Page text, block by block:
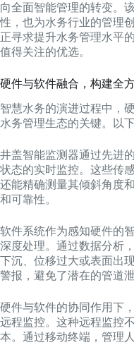
向全面智能管理的转变。
性，也为水务行业的管理
正寻求提升水务管理水平
值得关注的优选。
硬件与软件融合，构建全
智慧水务的演进过程中，
水务管理生态的关键。以
井盖智能监测器通过先进
状态的实时监控。这些传
还能精确测量其倾斜角度
和可靠性。
软件系统作为感知硬件的
深度处理。通过数据分析
下沉、位移过大或表面出
警报，避免了潜在的管道
硬件与软件的协同作用下
远程监控。这种远程监控
本。通过移动终端，管理